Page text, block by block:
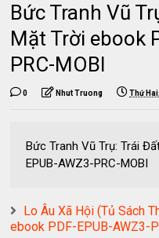
Bức Tranh Vũ
Mặt Trời ebook
PRC-MOBI
0 Nhut Truong Thứ
Bức Tranh Vũ Trụ: Trái
EPUB-AWZ3-PRC-MOBI
Lo Âu Xã Hội (Tủ Sách
ebook PDF-EPUB-AWZ3-